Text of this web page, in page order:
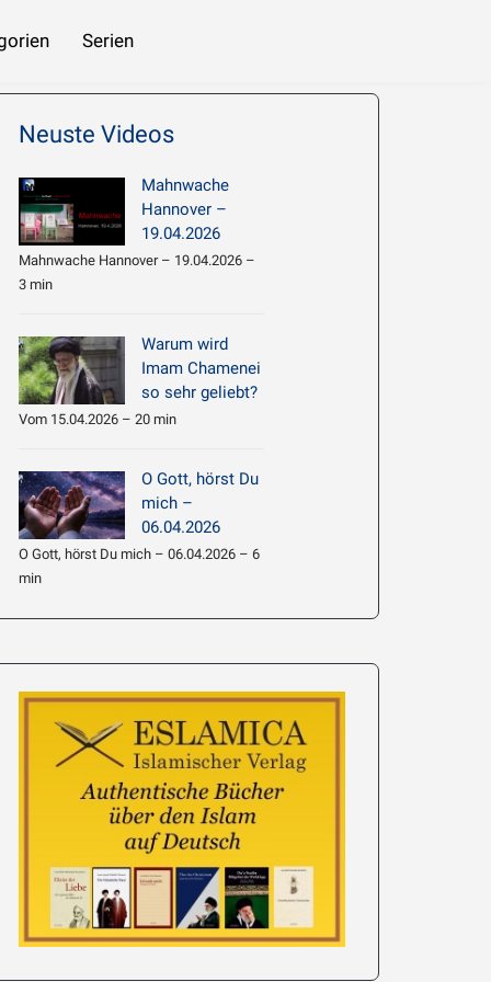
Serien
–
Imam Chamene’i: Hadith
meisten Wissen beziehen
Neuste Videos
Mahnwache
Hannover –
19.04.2026
Mahnwache Hannover – 19.04.2026 –
3 min
Warum wird
Imam Chamenei
so sehr geliebt?
Vom 15.04.2026 – 20 min
O Gott, hörst Du
mich –
06.04.2026
O Gott, hörst Du mich – 06.04.2026 – 6
min